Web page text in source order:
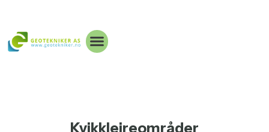
Kvikkleireområder